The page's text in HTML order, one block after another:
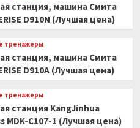
станция, машина Смита
D910N (Лучшая цена)
тренажеры
станция, машина Смита
D910A (Лучшая цена)
тренажеры
станция KangJinhua
MDK-C107-1 (Лучшая цена)